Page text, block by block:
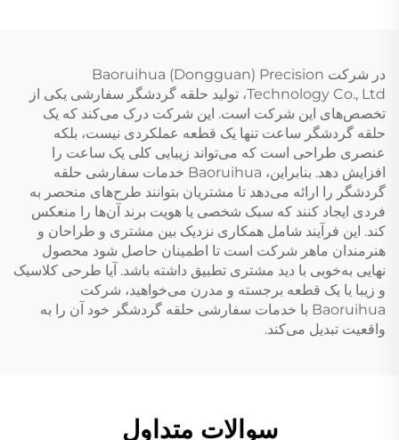
در شرکت Baoruihua (Dongguan) Precision
Technology Co., Ltd، تولید حلقه گردشگر سفارشی یکی از
تخصص‌های این شرکت است. این شرکت درک می‌کند که یک
حلقه گردشگر ساعت تنها یک قطعه عملکردی نیست، بلکه
عنصری طراحی است که می‌تواند زیبایی کلی یک ساعت را
افزایش دهد. بنابراین، Baoruihua خدمات سفارشی حلقه
گردشگر را ارائه می‌دهد تا مشتریان بتوانند طرح‌های منحصر به
فردی ایجاد کنند که سبک شخصی یا هویت برند آن‌ها را منعکس
کند. این فرآیند شامل همکاری نزدیک بین مشتری و طراحان و
هنرمندان ماهر شرکت است تا اطمینان حاصل شود محصول
نهایی به‌خوبی با دید مشتری تطبیق داشته باشد. آیا طرحی کلاسیک
و زیبا یا یک قطعه برجسته و مدرن می‌خواهید، شرکت
Baoruihua با خدمات سفارشی حلقه گردشگر خود آن را به
واقعیت تبدیل می‌کند.
سوالات متداول